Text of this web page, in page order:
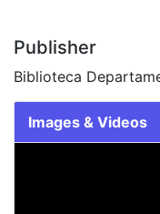
Publisher
Biblioteca
Images & Videos